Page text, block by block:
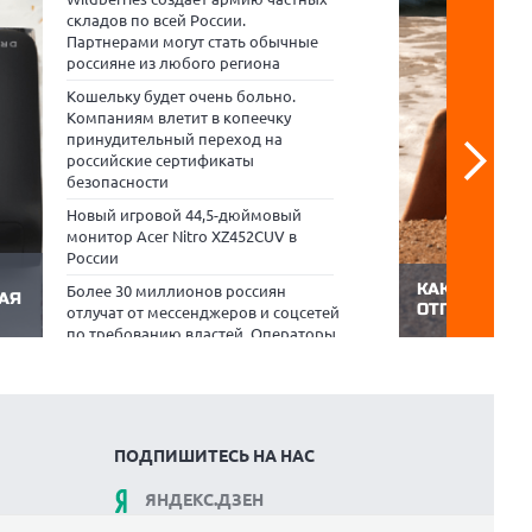
складов по всей России.
Партнерами могут стать обычные
россияне из любого региона
Кошельку будет очень больно.
Компаниям влетит в копеечку
принудительный переход на
российские сертификаты
безопасности
Новый игровой 44,5-дюймовый
монитор Acer Nitro XZ452CUV в
России
Более 30 миллионов россиян
отлучат от мессенджеров и соцсетей
по требованию властей. Операторы
два раза
КАК
ОТПУСКУ:
В
ПОДПИШИТЕСЬ НА НАС
ЯНДЕКС.ДЗЕН